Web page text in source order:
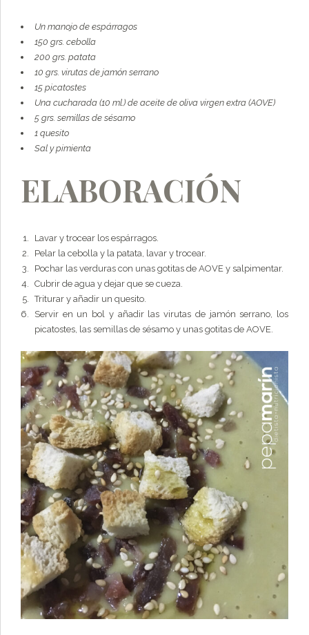
Un manojo de espárragos
150 grs. cebolla
200 grs. patata
10 grs. virutas de jamón serrano
15 picatostes
Una cucharada (10 ml.) de aceite de oliva virgen extra (AOVE)
5 grs. semillas de sésamo
1 quesito
Sal y pimienta
ELABORACIÓN
Lavar y trocear los espárragos.
Pelar la cebolla y la patata, lavar y trocear.
Pochar las verduras con unas gotitas de AOVE y salpimentar.
Cubrir de agua y dejar que se cueza.
Triturar y añadir un quesito.
Servir en un bol y añadir las virutas de jamón serrano, los
picatostes, las semillas de sésamo y unas gotitas de AOVE.